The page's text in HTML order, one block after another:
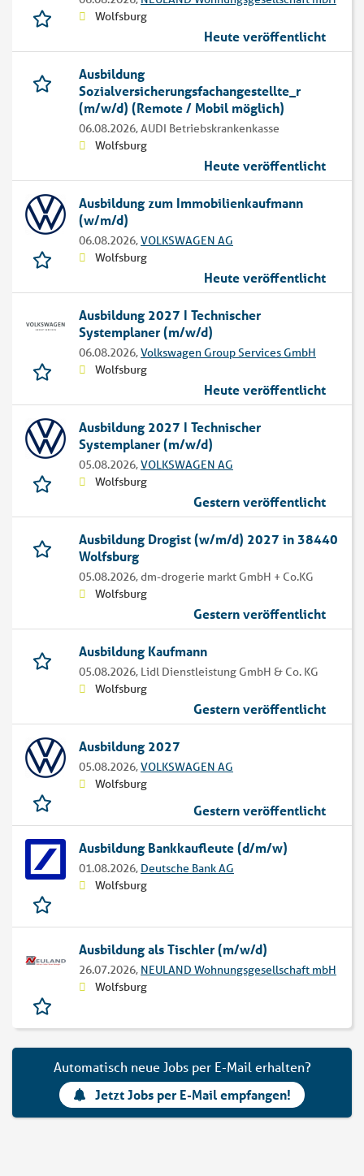
Wolfsburg
Heute veröffentlicht
Ausbildung
Sozialversicherungsfachangestellte_r
(m/w/d) (Remote / Mobil möglich)
06.08.2026,AUDI Betriebskrankenkasse
Wolfsburg
Heute veröffentlicht
Ausbildung zum Immobilienkaufmann
(w/m/d)
06.08.2026,VOLKSWAGEN AG
Wolfsburg
Heute veröffentlicht
Ausbildung 2027 I Technischer
Systemplaner (m/w/d)
06.08.2026,Volkswagen Group Services GmbH
Wolfsburg
Heute veröffentlicht
Ausbildung 2027 I Technischer
Systemplaner (m/w/d)
05.08.2026,VOLKSWAGEN AG
Wolfsburg
Gestern veröffentlicht
Ausbildung Drogist (w/m/d) 2027 in 38440
Wolfsburg
05.08.2026,dm-drogerie markt GmbH + Co.KG
Wolfsburg
Gestern veröffentlicht
Ausbildung Kaufmann
05.08.2026, Lidl Dienstleistung GmbH & Co. KG
Wolfsburg
Gestern veröffentlicht
Ausbildung 2027
05.08.2026,VOLKSWAGEN AG
Wolfsburg
Gestern veröffentlicht
Ausbildung Bankkaufleute (d/m/w)
01.08.2026, Deutsche Bank AG
Wolfsburg
Ausbildung als Tischler (m/w/d)
26.07.2026, NEULAND Wohnungsgesellschaft mbH
Wolfsburg
Automatisch neue Jobs per E-Mail erhalten?
Jetzt Jobs per E-Mail empfangen!